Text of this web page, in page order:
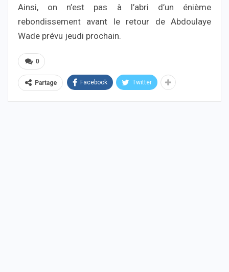
Ainsi, on n’est pas à l’abri d’un énième
rebondissement avant le retour de Abdoulaye
Wade prévu jeudi prochain.
0
Partage Facebook Twitter